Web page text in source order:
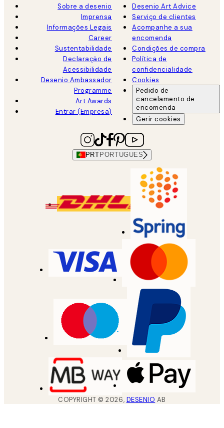
Sobre a desenio
Imprensa
Informações Legais
Career
Sustentabilidade
Declaração de
Acessibilidade
Desenio Ambassador
Programme
Art Awards
Entrar (Empresa)
Desenio Art Advice
Serviço de clientes
Acompanhe a sua
encomenda
Condições de compra
Política de
confidencialidade
Cookies
Pedido de
cancelamento de
encomenda
Gerir cookies
PRT PORTUGUES
COPYRIGHT ©2026, DESENIO AB